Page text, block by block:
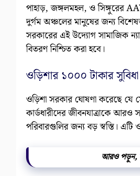
পাহাড়, জঙ্গলমহল, ও সিঙ্গুরের
দুর্গম অঞ্চলের মানুষের জন্য
সরকারের এই উদ্যোগ সামাজিক
বিতরণ নিশ্চিত করা হবে।
ওড়িশার ১০০০ টাকার সুবিধা
ওড়িশা সরকার ঘোষণা করেছে যে
কার্ডধারীদের জীবনযাত্রাকে
পরিবারগুলির জন্য বড় স্বস্তি।
আরও পড়ুন,